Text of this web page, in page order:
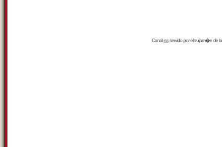
Canalrssservido por eltrujam�nde